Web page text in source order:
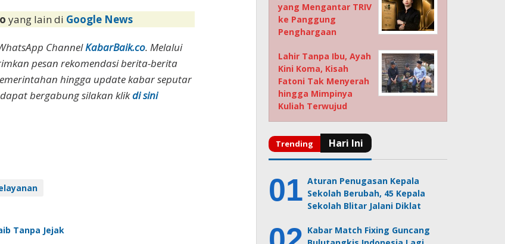
yang lain di Google News
ChannelKabarBaik.co. Melalui
pesan rekomendasi berita-berita
hingga update kabar seputar
bergabung silakan klikdi sini
Tanpa Jejak
yang Mengantar TRIV
ke Panggung
Penghargaan
Lahir Tanpa Ibu, Ayah
Kini Koma, Kisah
Fatoni Tak Menyerah
hingga Mimpinya
Kuliah Terwujud
Aturan Penugasan Kepala
Sekolah Berubah, 45 Kepala
Sekolah Blitar Jalani Diklat
Kabar Match Fixing Guncang